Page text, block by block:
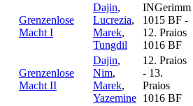
Grenzenlose
Macht I
Dajin,
Lucrezia,
Marek,
Tungdil
INGerimm
1015 BF -
12. Praios
1016 BF
Grenzenlose
Macht II
Dajin,
Nim,
Marek,
Yazemine
12. Praios
- 13.
Praios
1016 BF